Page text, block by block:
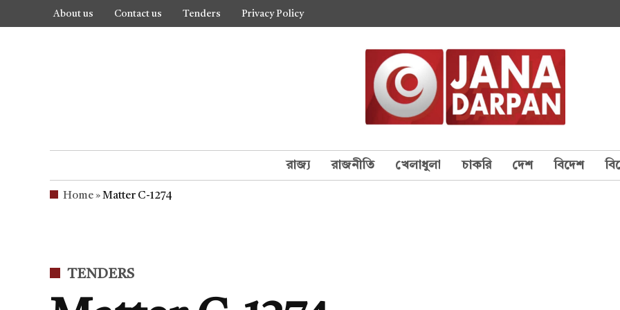
About us Contact us Tenders Privacy Policy
রাজ্য রাজনীতি খেলাধুলা চাকরি দেশ বিদেশ
Home»Matter C-1274
POSTED
TENDERS